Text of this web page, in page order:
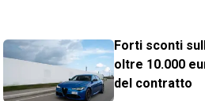
Forti sconti
oltre 10.000
del contratto